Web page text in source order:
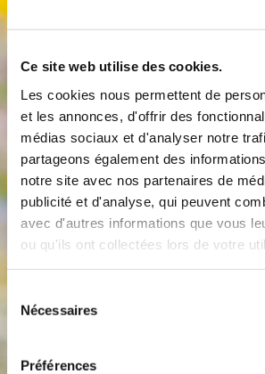
Ce site web utilise des cookies.
Les cookies nous permettent de
et les annonces, d'offrir des
médias sociaux et d'analyser notre
partageons également des
notre site avec nos partenaires de
publicité et d'analyse, qui peuvent
avec d'autres informations que vous
ou qu'ils ont collectées lors de votre
Nécessaires
Préférences